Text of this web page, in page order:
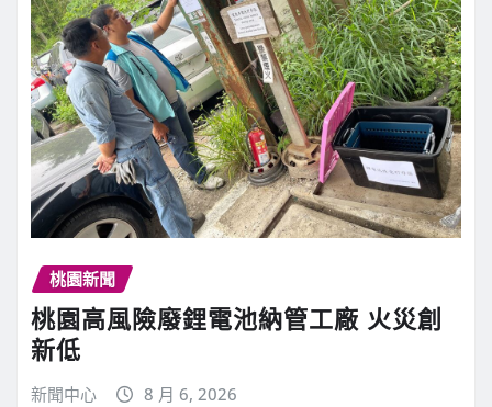
桃園新聞
桃園高風險廢鋰電池納管工廠 火災創
新低
新聞中心 8 月 6, 2026